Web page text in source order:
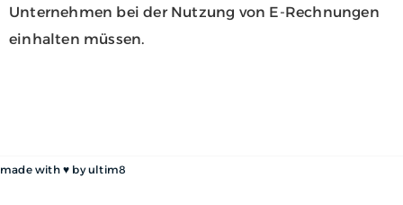
Unternehmen bei der Nutzung von E-Rechnungen
einhalten müssen.
made with ♥ byultim8